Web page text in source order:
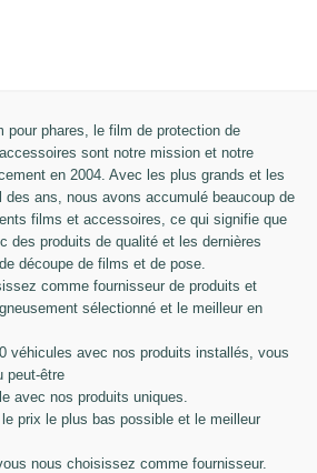
pour phares, le film de protection de
sont notre mission et notre
en 2004. Avec les plus grands et les
ans, nous avons accumulé beaucoup de
films et accessoires, ce qui signifie que
des produits de qualité et les dernières
découpe de films et de pose.
comme fournisseur de produits et
sélectionné et le meilleur en
véhicules avec nos produits installés, vous
peut-être
avec nos produits uniques.
prix le plus bas possible et le meilleur
nous choisissez comme fournisseur.